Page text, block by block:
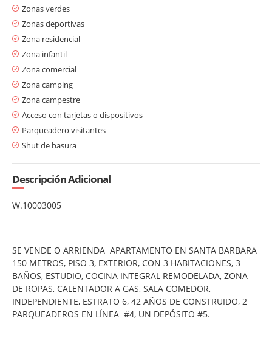
Zonas verdes
Zonas deportivas
Zona residencial
Zona infantil
Zona comercial
Zona camping
Zona campestre
Acceso con tarjetas o dispositivos
Parqueadero visitantes
Shut de basura
Descripción Adicional
W.10003005
SE VENDE O ARRIENDA APARTAMENTO EN SANTA BARBARA
150 METROS, PISO 3, EXTERIOR, CON 3 HABITACIONES, 3
BAÑOS, ESTUDIO, COCINA INTEGRAL REMODELADA, ZONA
DE ROPAS, CALENTADOR A GAS, SALA COMEDOR,
INDEPENDIENTE, ESTRATO 6, 42 AÑOS DE CONSTRUIDO, 2
PARQUEADEROS EN LÍNEA #4, UN DEPÓSITO #5.